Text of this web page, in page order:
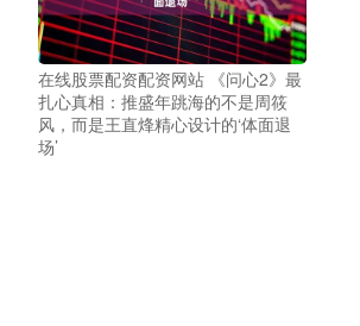
在线股票配资配资网站 《问心2》最
扎心真相：推盛年跳海的不是周筱
风，而是王直烽精心设计的‘体面退
场’